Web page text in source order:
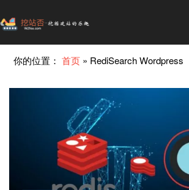
你的位置：首页 » RediSearch Wordpress